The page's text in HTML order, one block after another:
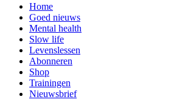
Home
Goed nieuws
Mental health
Slow life
Levenslessen
Abonneren
Shop
Trainingen
Nieuwsbrief